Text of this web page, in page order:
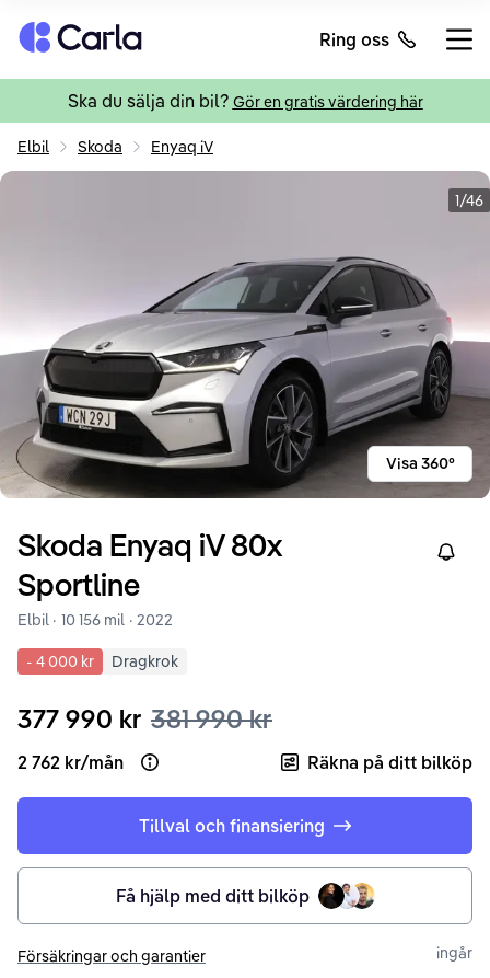
Tillbaka till startsidan Ring oss
Ska du sälja din bil? Gör en gratis värdering här
Elbil Skoda Enyaq iV
1/46
Visa 360°
Skoda Enyaq iV 80x
Sportline
Right
Elbil · 10 156 mil · 2022
- 4 000 kr Dragkrok
377 990 kr 381 990 kr
2 762 kr/mån Open loan example Räkna på ditt bilköp
Tillval och finansiering
Få hjälp med ditt bilköp
Försäkringar och garantier
ingår